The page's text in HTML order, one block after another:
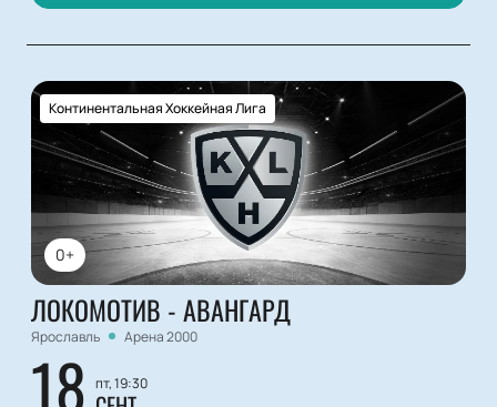
0+
Континентальная Хоккейная Лига
ЛОКОМОТИВ - АВАНГАРД
Ярославль Арена 2000
18 пт, 19:30